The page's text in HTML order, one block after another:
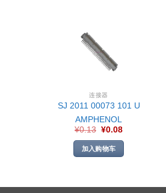
连接器
SJ 2011 00073 101 U
AMPHENOL
¥0.13 ¥0.08
加入购物车